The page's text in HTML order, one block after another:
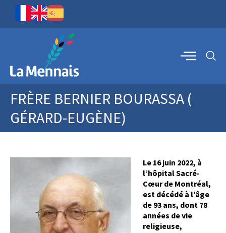
FRÈRE BERNIER BOURASSA (
GÉRARD-EUGÈNE)
Le 16 juin 2022, à
l’hôpital Sacré-
Cœur de Montréal,
est décédé à l’âge
de 93 ans, dont 78
années de vie
religieuse,